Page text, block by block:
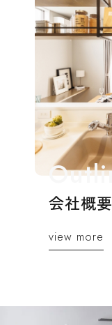
会社概要
view more